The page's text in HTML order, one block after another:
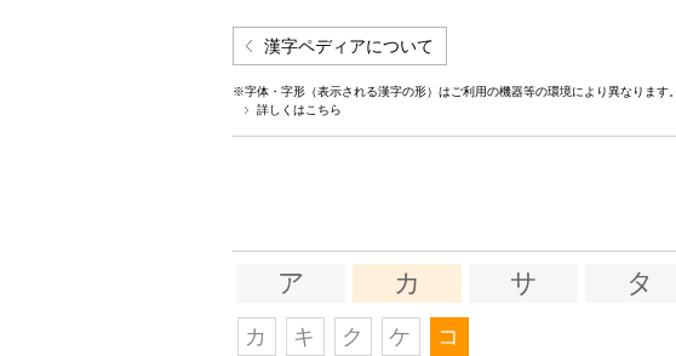
漢字ペディアについて
※字体・字形（表示される漢字の形）はご利用の機器等の環境により異なります。
詳しくはこちら
ア カ サ タ
カ キ ク ケ コ